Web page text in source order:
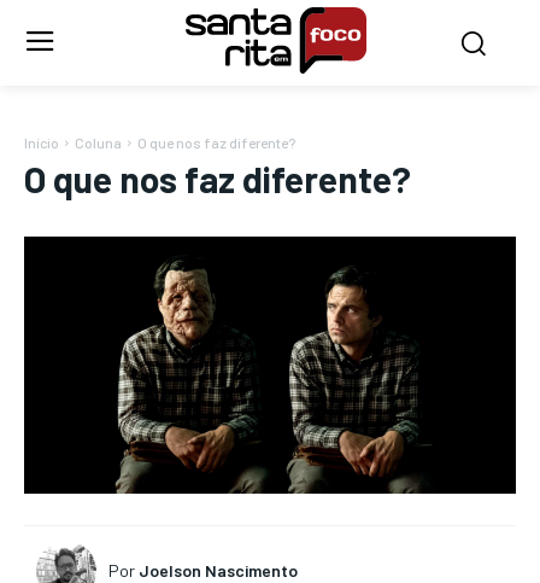
Início Coluna O que nos faz diferente?
O que nos faz diferente?
Por Joelson Nascimento